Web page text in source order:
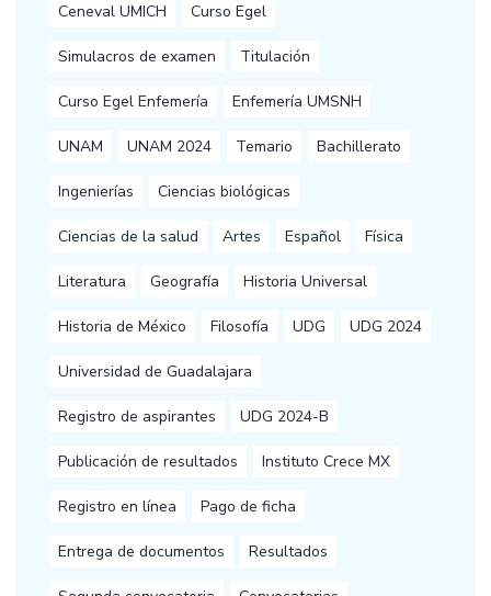
Ceneval UMICH Curso Egel
Simulacros de examen Titulación
Curso Egel Enfemería Enfemería UMSNH
UNAM UNAM 2024 Temario Bachillerato
Ingenierías Ciencias biológicas
Ciencias de la salud Artes Español Física
Literatura Geografía Historia Universal
Historia de México Filosofía UDG UDG 2024
Universidad de Guadalajara
Registro de aspirantes UDG 2024-B
Publicación de resultados Instituto Crece MX
Registro en línea Pago de ficha
Entrega de documentos Resultados